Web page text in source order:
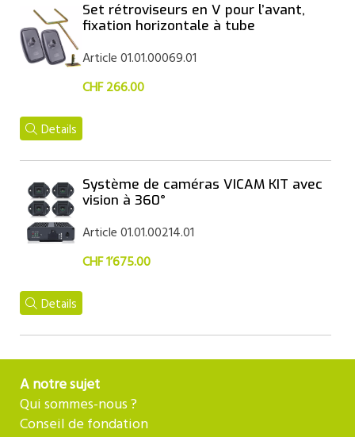
Set rétroviseurs en V pour l’avant,
fixation horizontale à tube
Article 01.01.00069.01
CHF 266.00
Details
Système de caméras VICAM KIT avec
vision à 360°
Article 01.01.00214.01
CHF 1’675.00
Details
A notre sujet
Qui sommes-nous ?
Conseil de fondation